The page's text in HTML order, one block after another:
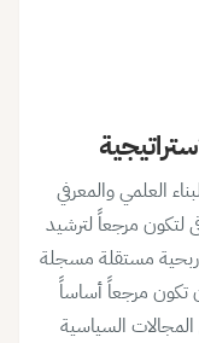
العلمي والمعرفي
لتكون مرجعاً لترشيد
ربحية مستقلة مسجلة
تكون مرجعاً أساساً
المجالات السياسية